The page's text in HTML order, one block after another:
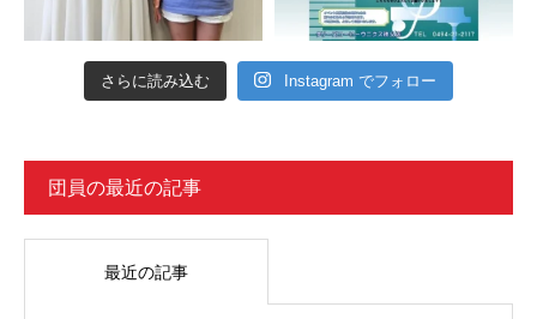
さらに読み込む Instagram でフォロー
団員の最近の記事
最近の記事